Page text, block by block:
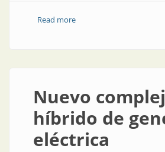
Read moreabout Aerogeneradores
Nuevo
híbrido de
eléctrica